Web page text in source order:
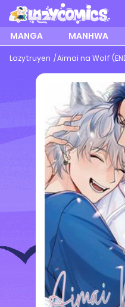
MANGA MANHWA
Lazytruyen Aimai na Wolf